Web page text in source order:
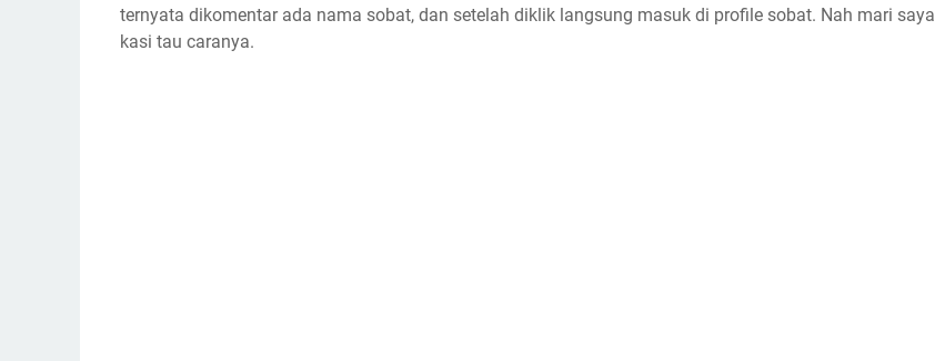
ternyata dikomentar ada nama sobat, dan setelah diklik langsung masuk di profile sobat. Nah mari saya
kasi tau caranya.